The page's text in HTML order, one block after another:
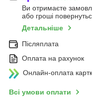
Ви отримаєте
або гроші
Детальніше
Післяплата
Оплата на рахунок
Онлайн-оплата
Всі умови оплати